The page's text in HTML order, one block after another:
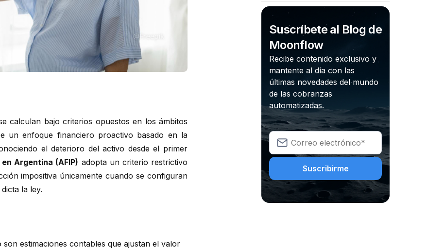
calculan bajo criterios opuestos en los ámbitos
un enfoque financiero proactivo basado en la
el deterioro del activo desde el primer
Argentina (AFIP) adopta un criterio restrictivo
impositiva únicamente cuando se configuran
la ley.
estimaciones contables que ajustan el valor
Suscríbete al Blog de
Moonflow
Recibe contenido exclusivo y
mantente al día con las
últimas novedades del mundo
de las cobranzas
automatizadas.